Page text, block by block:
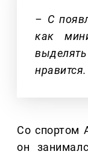
– С
как
Со спортом
он